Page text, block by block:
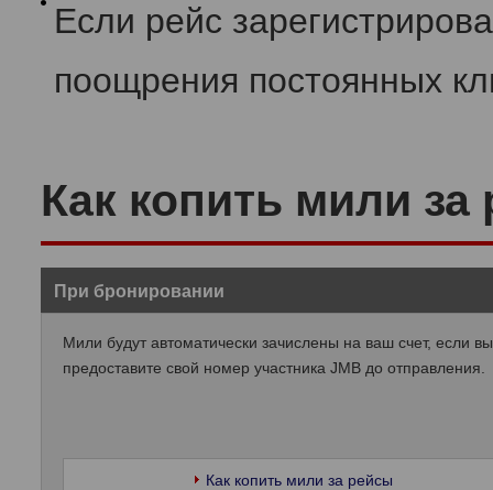
Если рейс
поощрения постоянных
Как копить мили
При бронировании
Мили будут автоматически зачислены на ваш счет, если вы
предоставите свой номер участника JMB до отправления.
Как копить мили за рейсы